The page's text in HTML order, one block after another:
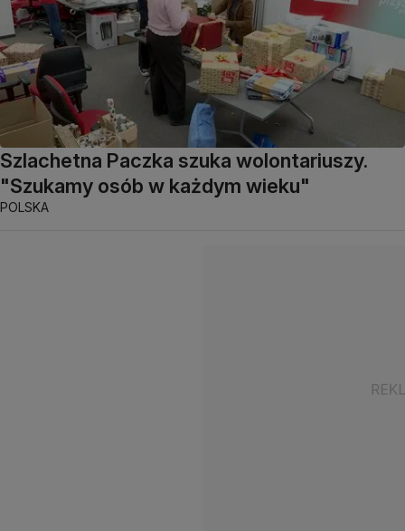
Szlachetna Paczka szuka wolontariuszy.
"Szukamy osób w każdym wieku"
POLSKA